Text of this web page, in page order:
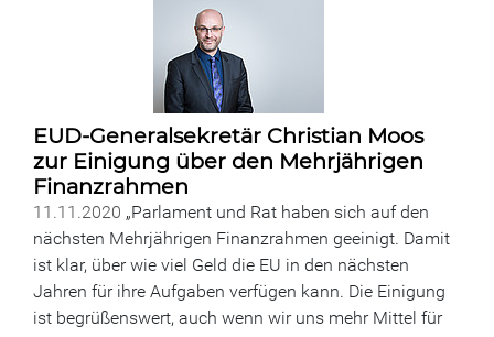
EUD-Generalsekretär Christian Moos
zur Einigung über den Mehrjährigen
Finanzrahmen
11.11.2020 „Parlament und Rat haben sich auf den
nächsten Mehrjährigen Finanzrahmen geeinigt. Damit
ist klar, über wie viel Geld die EU in den nächsten
Jahren für ihre Aufgaben verfügen kann. Die Einigung
ist begrüßenswert, auch wenn wir uns mehr Mittel für